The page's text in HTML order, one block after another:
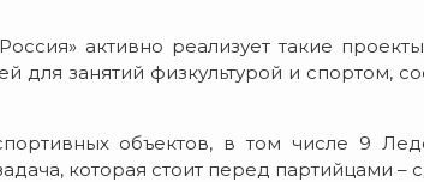
активно реализует такие
занятий физкультурой и спортом,
объектов, в том числе 9
которая стоит перед партийцами